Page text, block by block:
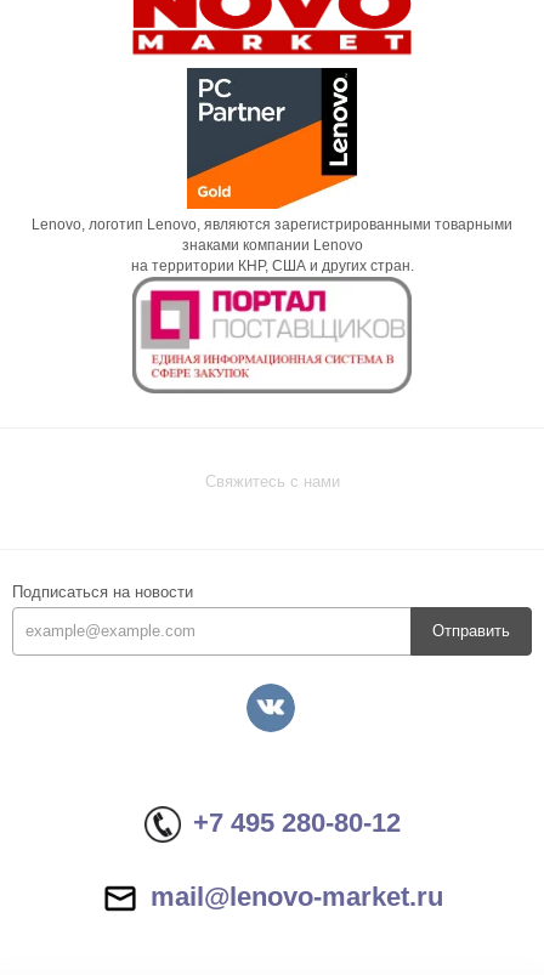
Lenovo, логотип Lenovo, являются зарегистрированными товарными
знаками компании Lenovo
на территории КНР, США и других стран.
Свяжитесь с нами
Подписаться на новости
Отправить
+7 495 280-80-12
mail@lenovo-market.ru